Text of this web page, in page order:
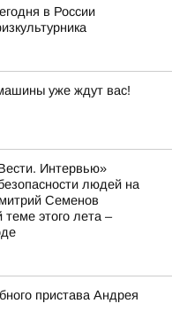
в России
уже ждут вас!
Интервью»
людей на
Семенов
теме этого лета –
пристава Андрея